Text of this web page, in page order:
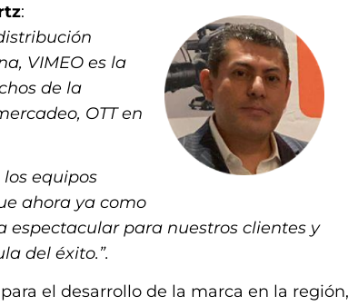
:
VIMEO es la
de la
OTT en
equipos
ahora ya como
espectacular para nuestros clientes y
del éxito.”.
el desarrollo de la marca en la región,